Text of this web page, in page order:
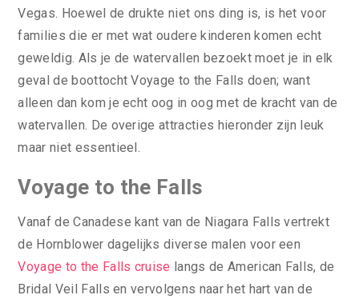
Vegas. Hoewel de drukte niet ons ding is, is het voor
families die er met wat oudere kinderen komen echt
geweldig. Als je de watervallen bezoekt moet je in elk
geval de boottocht Voyage to the Falls doen; want
alleen dan kom je echt oog in oog met de kracht van de
watervallen. De overige attracties hieronder zijn leuk
maar niet essentieel.
Voyage to the Falls
Vanaf de Canadese kant van de Niagara Falls vertrekt
de Hornblower dagelijks diverse malen voor een
Voyage to the Falls cruise langs de American Falls, de
Bridal Veil Falls en vervolgens naar het hart van de